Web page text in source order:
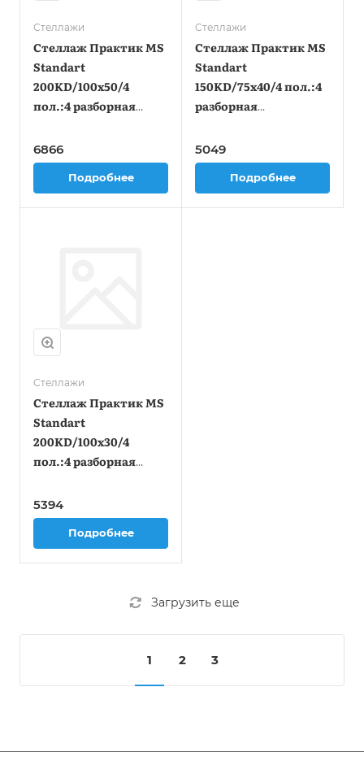
Стеллажи
Стеллаж Практик MS
Standart
200KD/100x50/4
пол.:4 разборная
серый (S24099245402)
6866
Подробнее
Стеллажи
Стеллаж Практик MS
Standart
150KD/75x40/4 пол.:4
разборная
серый (S24099024402)
5049
Подробнее
Стеллажи
Стеллаж Практик MS
Standart
200KD/100x30/4
пол.:4 разборная
серый (S24099243402)
5394
Подробнее
Загрузить еще
1 2 3